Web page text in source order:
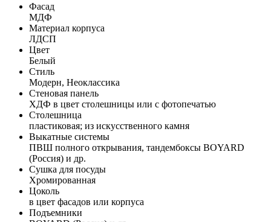
Фасад
МДФ
Материал корпуса
ЛДСП
Цвет
Белый
Стиль
Модерн, Неоклассика
Стеновая панель
ХДФ в цвет столешницы или с фотопечатью
Столешница
пластиковая; из искусственного камня
Выкатные системы
ПВШ полного открывания, тандембоксы BOYARD
(Россия) и др.
Сушка для посуды
Хромированная
Цоколь
в цвет фасадов или корпуса
Подъемники